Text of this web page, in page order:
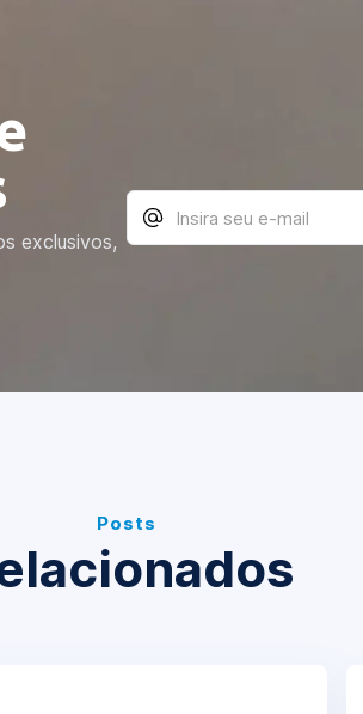
exclusivos,
Posts